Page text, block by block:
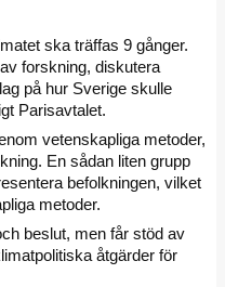
ska träffas 9 gånger.
forskning, diskutera
på hur Sverige skulle
Parisavtalet.
vetenskapliga metoder,
En sådan liten grupp
befolkningen, vilket
metoder.
beslut, men får stöd av
åtgärder för